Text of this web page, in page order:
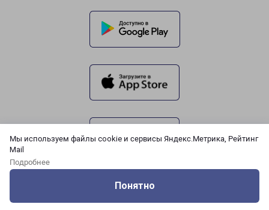
Мы используем файлы cookie и сервисы Яндекс.Метрика, Рейтинг
Mail
Подробнее
Понятно